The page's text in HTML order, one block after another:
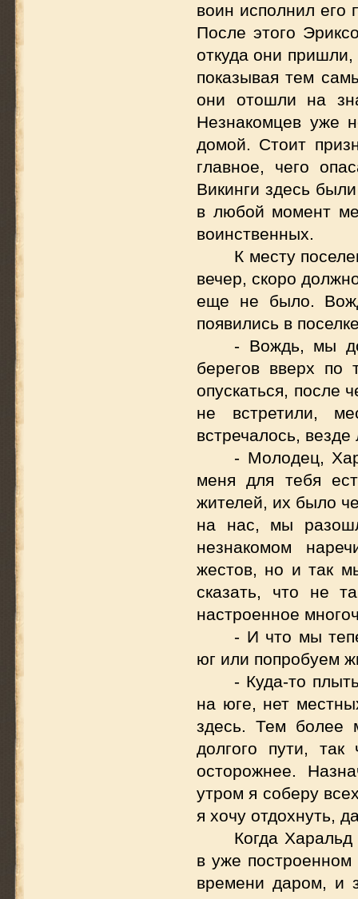
воин исполнил его
После этого
откуда они
показывая тем
они отошли на
Незнакомцев уже
домой. Стоит
главное, чего
Викинги здесь
в любой момент
воинственных.
К месту
вечер, скоро
еще не было.
появились в
- Вождь, мы
берегов вверх
опускаться, после
не встретили,
встречалось, везде
- Молодец,
меня для тебя
жителей, их было
на нас, мы
незнакомом
жестов, но и так
сказать, что не
настроенное
- И что мы
юг или попробуем
- Куда-то
на юге, нет
здесь. Тем более
долгого пути,
осторожнее.
утром я соберу
я хочу отдохнуть,
Когда
в уже
времени даром, и